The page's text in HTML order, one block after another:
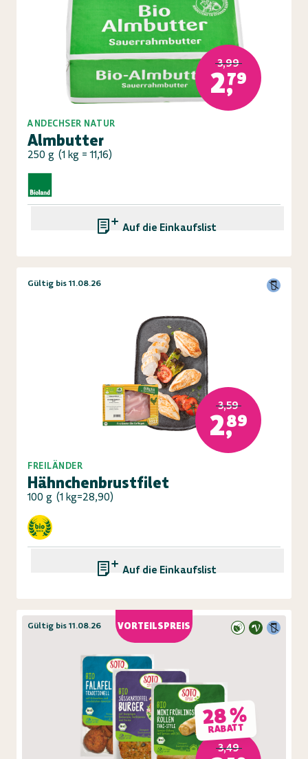
3,99
2,79
ANDECHSER NATUR
Almbutter
250 g (1 kg = 11,16)
Auf die Einkaufsliste
Gültig bis 11.08.26
3,59
2,89
FREILÄNDER
Hähnchenbrustfilet
100 g (1 kg=28,90)
Auf die Einkaufsliste
VORTEILSPREIS
Gültig bis 11.08.26
28 %
RABATT
3,49